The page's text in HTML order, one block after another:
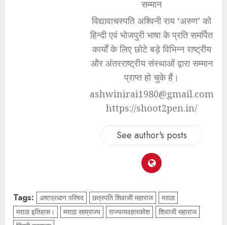
सम्मान
विद्यावाचस्पति अश्विनी राय ‘अरुण’ को
हिन्दी एवं भोजपुरी भाषा के प्रति समर्पित
कार्यों के लिए छोटे बड़े विभिन्न राष्ट्रीय
और अंतरराष्ट्रीय संस्थाओं द्वारा सम्मान
प्राप्त हो चुके हैं।
ashwinirai1980@gmail.com
https://shoot2pen.in/
See author's posts
Tags: अष्टप्रधान परिषद छत्रपति शिवाजी महाराज
मराठा
मराठा इतिहास।
मराठा साम्राज्य राज्यव्यवहारकोश
शिवाजी महाराज